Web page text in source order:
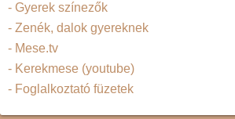
- Gyerek színezők
- Zenék, dalok gyereknek
- Mese.tv
- Kerekmese (youtube)
- Foglalkoztató füzetek